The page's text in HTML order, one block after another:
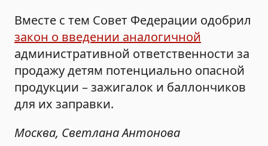
Вместе с тем Совет Федерации одобрил
закон о введении аналогичной
административной ответственности за
продажу детям потенциально опасной
продукции – зажигалок и баллончиков
для их заправки.
Москва, Светлана Антонова